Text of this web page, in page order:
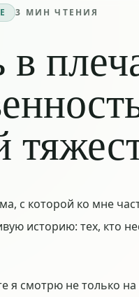
3 МИН ЧТЕНИЯ
с которой ко мне
историю: тех, кто
я смотрю не только